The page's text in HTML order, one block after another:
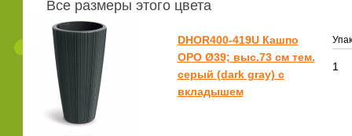
Все размеры этого цвета
DHOR400-419U Кашпо
ОРО Ø39; выс.73 см тем.
серый (dark gray) с
вкладышем
1